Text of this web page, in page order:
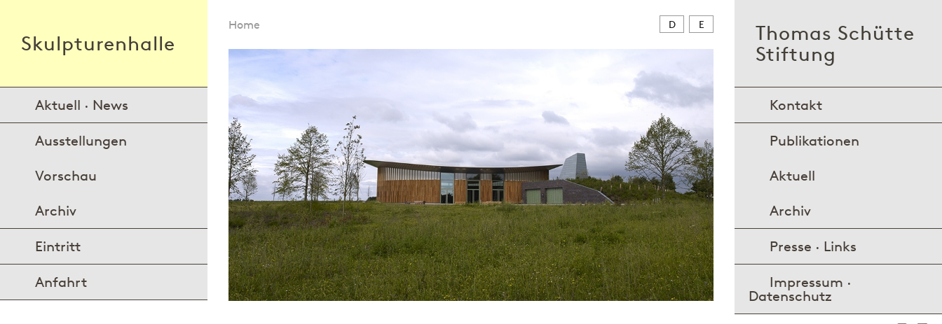
Skulpturenhalle
Aktuell · News
Ausstellungen
Vorschau
Archiv
Eintritt
Anfahrt
Thomas Schütte
Stiftung
Kontakt
Publikationen
Aktuell
Archiv
Presse · Links
Impressum ·
Datenschutz
Home D E